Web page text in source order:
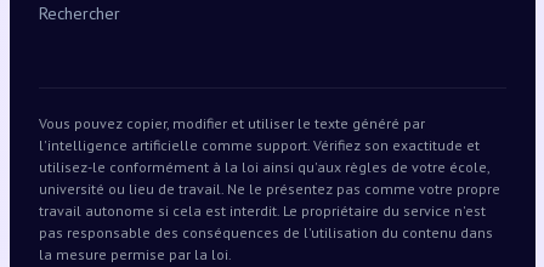
Rechercher
Vous pouvez copier, modifier et utiliser le texte généré par
l'intelligence artificielle comme support. Vérifiez son exactitude et
utilisez-le conformément à la loi ainsi qu'aux règles de votre école,
université ou lieu de travail. Ne le présentez pas comme votre propre
travail autonome si cela est interdit. Le propriétaire du service n'est
pas responsable des conséquences de l'utilisation du contenu dans
la mesure permise par la loi.